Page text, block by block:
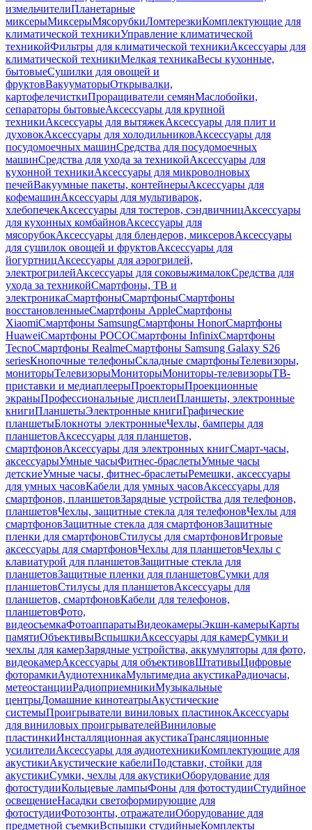
измельчителиПланетарные
миксерыМиксерыМясорубкиЛомтерезкиКомплектующие для
климатической техникиУправление климатической
техникойФильтры для климатической техникиАксессуары для
климатической техникиМелкая техникаВесы кухонные,
бытовыеСушилки для овощей и
фруктовВакууматорыОткрывалки,
картофелечисткиПроращиватели семянМаслобойки,
сепараторы бытовыеАксессуары для крупной
техникиАксессуары для вытяжекАксессуары для плит и
духовокАксессуары для холодильниковАксессуары для
посудомоечных машинСредства для посудомоечных
машинСредства для ухода за техникойАксессуары для
кухонной техникиАксессуары для микроволновых
печейВакуумные пакеты, контейнерыАксессуары для
кофемашинАксессуары для мультиварок,
хлебопечекАксессуары для тостеров, сэндвичницАксессуары
для кухонных комбайновАксессуары для
мясорубокАксессуары для блендеров, миксеровАксессуары
для сушилок овощей и фруктовАксессуары для
йогуртницАксессуары для аэрогрилей,
электрогрилейАксессуары для соковыжималокСредства для
ухода за техникойСмартфоны, ТВ и
электроникаСмартфоныСмартфоныСмартфоны
восстановленныеСмартфоны AppleСмартфоны
XiaomiСмартфоны SamsungСмартфоны HonorСмартфоны
HuaweiСмартфоны POCOСмартфоны InfinixСмартфоны
TecnoСмартфоны RealmeСмартфоны Samsung Galaxy S26
seriesКнопочные телефоныСкладные смартфоныТелевизоры,
мониторыТелевизорыМониторыМониторы-телевизорыТВ-
приставки и медиаплеерыПроекторыПроекционные
экраныПрофессиональные дисплеиПланшеты, электронные
книгиПланшетыЭлектронные книгиГрафические
планшетыБлокноты электронныеЧехлы, бамперы для
планшетовАксессуары для планшетов,
смартфоновАксессуары для электронных книгСмарт-часы,
аксессуарыУмные часыФитнес-браслетыУмные часы
детскиеУмные часы, фитнес-браслетыРемешки, аксессуары
для умных часовКабели для умных часовАксессуары для
смартфонов, планшетовЗарядные устройства для телефонов,
планшетовЧехлы, защитные стекла для телефоновЧехлы для
смартфоновЗащитные стекла для смартфоновЗащитные
пленки для смартфоновСтилусы для смартфоновИгровые
аксессуары для смартфоновЧехлы для планшетовЧехлы с
клавиатурой для планшетовЗащитные стекла для
планшетовЗащитные пленки для планшетовСумки для
планшетовСтилусы для планшетовАксессуары для
планшетов, смартфоновКабели для телефонов,
планшетовФото,
видеосъемкаФотоаппаратыВидеокамерыЭкшн-камерыКарты
памятиОбъективыВспышкиАксессуары для камерСумки и
чехлы для камерЗарядные устройства, аккумуляторы для фото,
видеокамерАксессуары для объективовШтативыЦифровые
фоторамкиАудиотехникаМультимедиа акустикаРадиочасы,
метеостанцииРадиоприемникиМузыкальные
центрыДомашние кинотеатрыАкустические
системыПроигрыватели виниловых пластинокАксессуары
для виниловых проигрывателейВиниловые
пластинкиИнсталляционная акустикаТрансляционные
усилителиАксессуары для аудиотехникиКомплектующие для
акустикиАкустические кабелиПодставки, стойки для
акустикиСумки, чехлы для акустикиОборудование для
фотостудииКольцевые лампыФоны для фотостудииСтудийное
освещениеНасадки светоформирующие для
фотостудииФотозонты, отражателиОборудование для
предметной съемкиВспышки студийныеКомплекты